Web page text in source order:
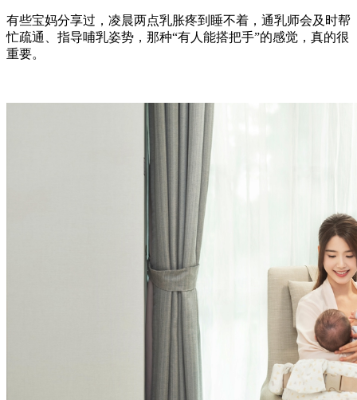
有些宝妈分享过，凌晨两点乳胀疼到睡不着，通乳师会及时帮
忙疏通、指导哺乳姿势，那种“有人能搭把手”的感觉，真的很
重要。